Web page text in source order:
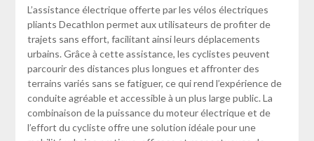
L’assistance électrique offerte par les vélos électriques
pliants Decathlon permet aux utilisateurs de profiter de
trajets sans effort, facilitant ainsi leurs déplacements
urbains. Grâce à cette assistance, les cyclistes peuvent
parcourir des distances plus longues et affronter des
terrains variés sans se fatiguer, ce qui rend l’expérience de
conduite agréable et accessible à un plus large public. La
combinaison de la puissance du moteur électrique et de
l’effort du cycliste offre une solution idéale pour une